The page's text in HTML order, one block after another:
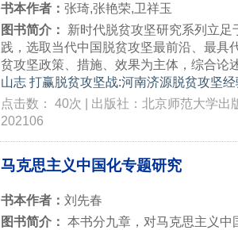
书本作者： 张琦,张艳荣,卫祥玉
图书简介：
新时代脱贫攻坚研究系列立
践，选取当代中国脱贫攻坚最前沿、最具
贫攻坚政策、措施、效果为主体，综合论
山志 打赢脱贫攻坚战:河南济源脱贫攻坚
点击数： 40次 | 出版社：北京师范大学
202106
马克思主义中国化专题研究
书本作者： 刘先春
图书简介： 本书分九章，对马克思主义